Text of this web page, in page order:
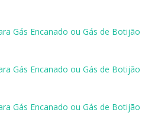
Gás Encanado ou Gás de Botijão
Gás Encanado ou Gás de Botijão
Gás Encanado ou Gás de Botijão